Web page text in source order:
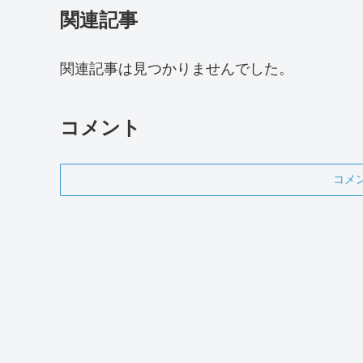
関連記事
関連記事は見つかりませんでした。
コメント
コメ